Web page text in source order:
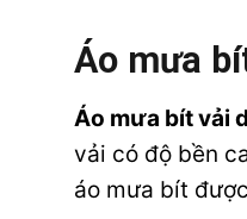
Áo mưa
Áo mưa bít vải
vải có độ bền
áo mưa bít